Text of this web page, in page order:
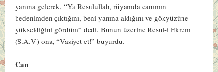
yanına gelerek, “Ya Resulullah, rüyamda canımın
bedenimden çıktığını, beni yanına aldığını ve gökyüzüne
yükseldiğini gördüm” dedi. Bunun üzerine Resul-i Ekrem
(S.A.V.) ona, “Vasiyet et!” buyurdu.
Can